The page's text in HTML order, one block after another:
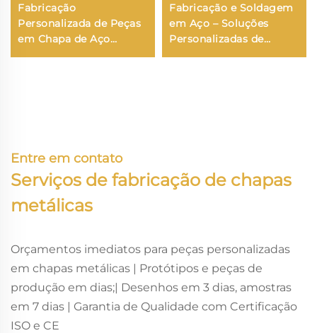
Fabricação
Personalizada de Peças
em Chapa de Aço
Inoxidável e Alumínio
Fabricação e Soldagem
em Aço – Soluções
Personalizadas de
Soldagem Estrutural
Entre em contato
Serviços de fabricação de chapas
metálicas
Orçamentos imediatos para peças personalizadas
em chapas metálicas | Protótipos e peças de
produção em dias;| Desenhos em 3 dias, amostras
em 7 dias | Garantia de Qualidade com Certificação
ISO e CE